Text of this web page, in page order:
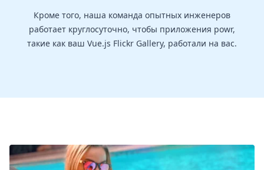
Кроме того, наша команда опытных инженеров
работает круглосуточно, чтобы приложения powr,
такие как ваш Vue.js Flickr Gallery, работали на вас.